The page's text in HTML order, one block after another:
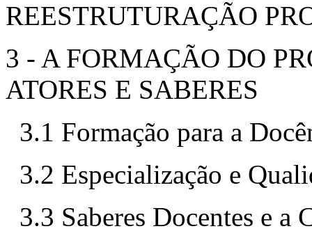
REESTRUTURAÇÃO
3 - A FORMAÇÃO DO
ATORES E SABERES
3.1 Formação para a
3.2 Especialização e
3.3 Saberes Docentes e a